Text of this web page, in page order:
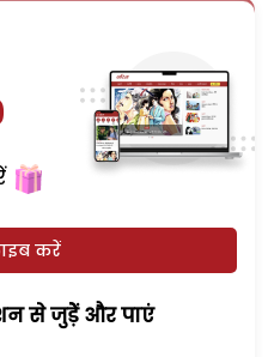
करें
से जुड़ेें और पाएं